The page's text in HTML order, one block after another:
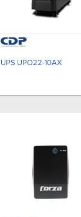
UPS UPO22-10AX